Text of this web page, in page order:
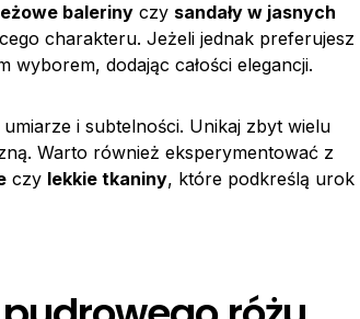
baleriny czy sandały w jasnych
charakteru. Jeżeli jednak preferujesz
wyborem, dodając całości elegancji.
umiarze i subtelności. Unikaj zbyt wielu
Warto również eksperymentować z
czy lekkie tkaniny, które podkreślą urok